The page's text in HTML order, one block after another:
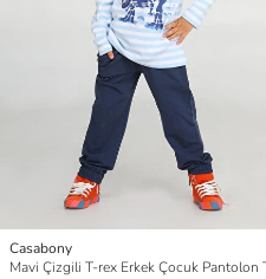
Casabony